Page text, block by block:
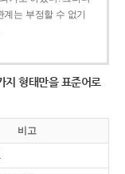
는 부정할 수 없기
지 형태만을 표준어로
비고